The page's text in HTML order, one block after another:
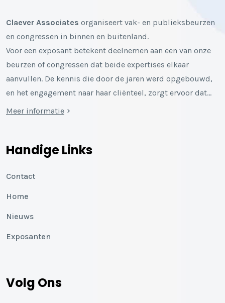
Claever Associates organiseert vak- en publieksbeurzen
en congressen in binnen en buitenland.
Voor een exposant betekent deelnemen aan een van onze
beurzen of congressen dat beide expertises elkaar
aanvullen. De kennis die door de jaren werd opgebouwd,
en het engagement naar haar cliënteel, zorgt ervoor dat…
Meer informatie
Handige Links
Contact
Home
Nieuws
Exposanten
Volg Ons